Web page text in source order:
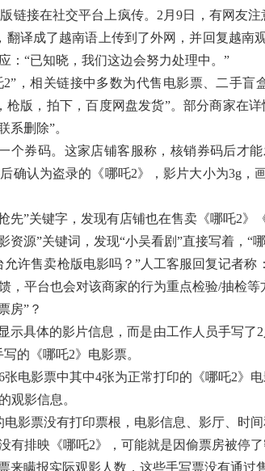
接在社交平台上疯传。2月9日，有网友注
翻译成了越南语上传到了外网，并回复越南
：“已知晓，我们这边会努力处理中。”
相关链接中多数为代售电影票、二手盲
版，拍下，百度网盘发货”。部分商家在
系删除”。
券码。这家店铺客服称，核销券码后才能
确认为盗录的《哪吒2》，影片大小为3g，
”关键字，发现有店铺也在售卖《哪吒2》《
”关键词，发现“小吴看剧”直接写着，“哪
售卖枪版电影吗？”人工客服回复记者称
，平台也会对该商家的行为重点检验/抽检等
房”？
具体的影片信息，而是由工作人员手写了
的《哪吒2》电影票。
影票中其中4张为正常打印的《哪吒2》电
观影信息。
票没有打印票根，电影信息、影厅、时间
排映《哪吒2》，可能就是因偷票房被停了
瞒报实际观影人数，这些手写票没有通过